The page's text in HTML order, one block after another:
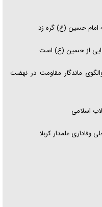
امام حسین (ع) گره زد
از حسین (ع) است
ماندگار مقاومت در نهضت
علمدار کربلا